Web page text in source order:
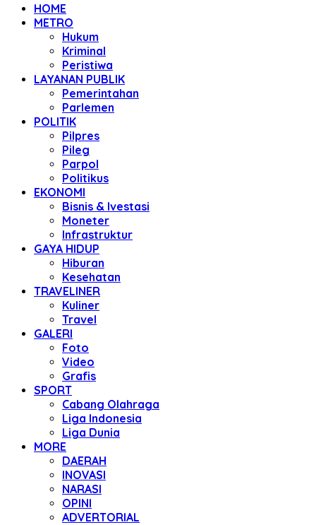
HOME
METRO
Hukum
Kriminal
Peristiwa
LAYANAN PUBLIK
Pemerintahan
Parlemen
POLITIK
Pilpres
Pileg
Parpol
Politikus
EKONOMI
Bisnis & Ivestasi
Moneter
Infrastruktur
GAYA HIDUP
Hiburan
Kesehatan
TRAVELINER
Kuliner
Travel
GALERI
Foto
Video
Grafis
SPORT
Cabang Olahraga
Liga Indonesia
Liga Dunia
MORE
DAERAH
INOVASI
NARASI
OPINI
ADVERTORIAL